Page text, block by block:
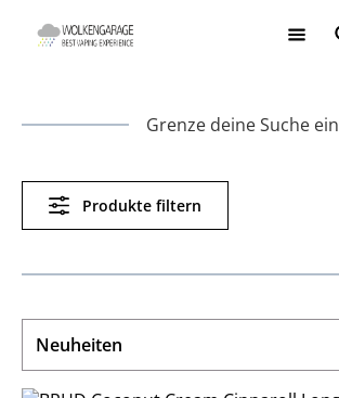
Zum Hauptinhalt springen
Grenze deine Suche ein
Produkte filtern